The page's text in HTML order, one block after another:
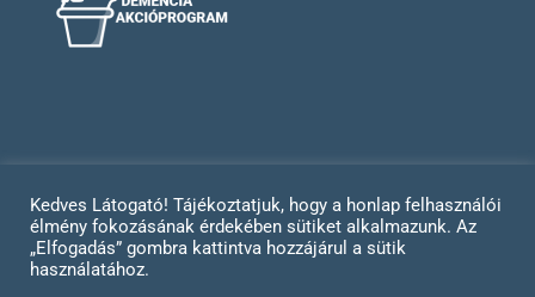
Impresszum Adatvédelem
Kedves Látogató! Tájékoztatjuk, hogy a honlap felhasználói
élmény fokozásának érdekében sütiket alkalmazunk. Az
„Elfogadás” gombra kattintva hozzájárul a sütik
használatához.